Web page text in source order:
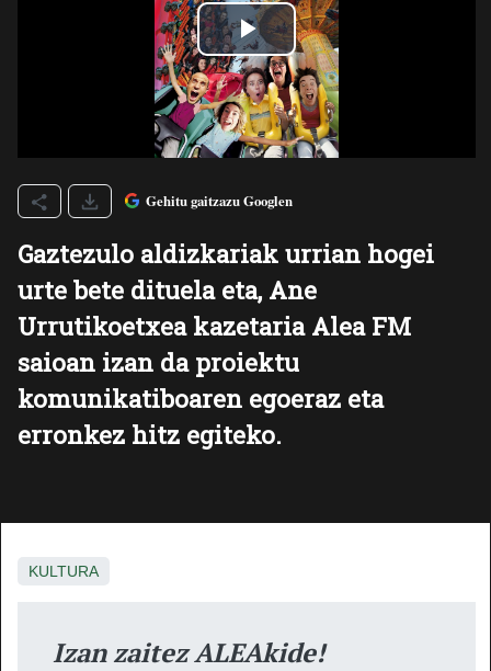
Gehitu gaitzazu Googlen
Gaztezulo aldizkariak urrian hogei
urte bete dituela eta, Ane
Urrutikoetxea kazetaria Alea FM
saioan izan da proiektu
komunikatiboaren egoeraz eta
erronkez hitz egiteko.
KULTURA
Izan zaitez ALEAkide!